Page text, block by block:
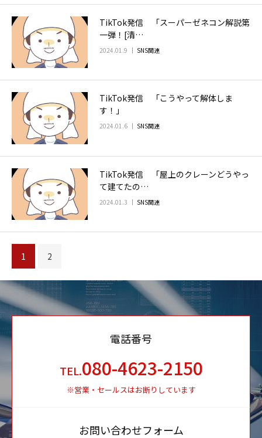
TikTok発信 「スーパーゼネコン解説第
一弾！[清…
2024.01.9 SNS関連
TikTok発信 「こうやって解体しま
す！」
2024.01.6 SNS関連
TikTok発信 「屋上のクレーンどうやっ
て建てたの…
2024.01.3 SNS関連
1 2
電話番号
TEL.080-4623-2150
※営業・セールスはお断りしています
お問い合わせフォーム